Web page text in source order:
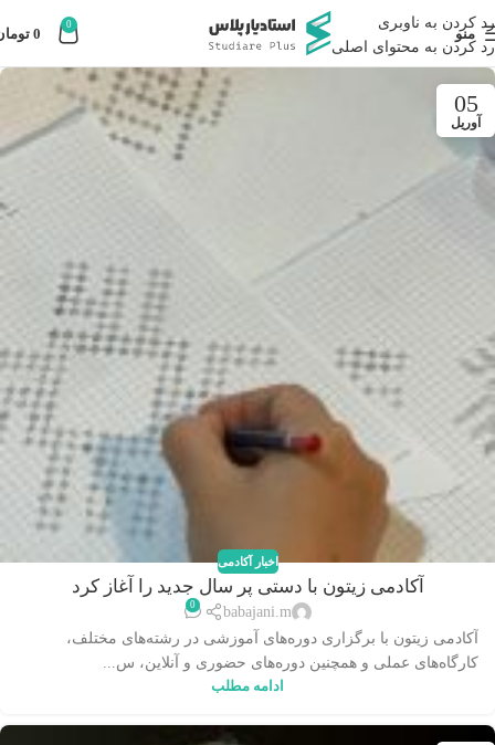
رد کردن به ناوبری
رد کردن به محتوای اصلی
منو
0
0
05
آوریل
اخبار آکادمی
آکادمی زیتون با دستی پر سال جدید را آغاز کرد
babajani.m
0
آکادمی زیتون با برگزاری دوره‌های آموزشی در رشته‌های مختلف،
کارگاه‌های عملی و همچنین دوره‌های حضوری و آنلاین، س...
ادامه مطلب